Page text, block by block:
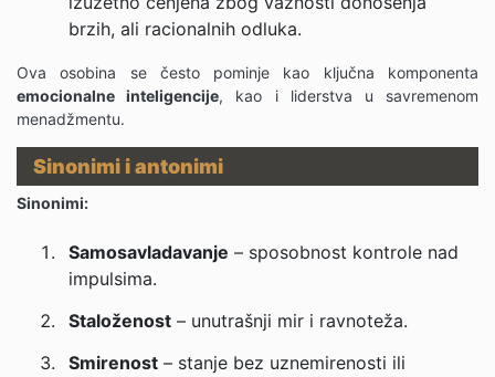
brzih, ali racionalnih odluka.
Ova osobina se često pominje kao ključna komponenta
emocionalne inteligencije, kao i liderstva u savremenom
menadžmentu.
Sinonimi i antonimi
Sinonimi:
Samosavladavanje – sposobnost kontrole nad
impulsima.
Staloženost – unutrašnji mir i ravnoteža.
Smirenost – stanje bez uznemirenosti ili